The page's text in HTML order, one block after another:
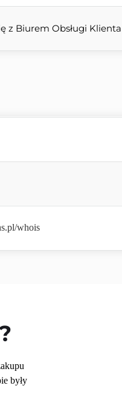
z Biurem Obsługi Klienta
whois
były